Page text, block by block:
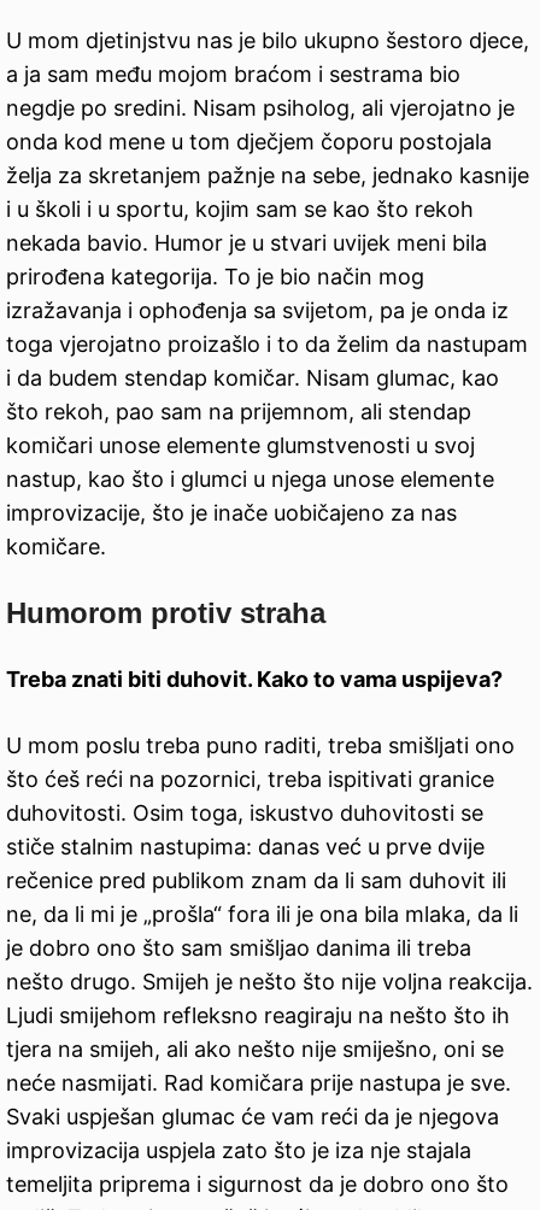
U mom djetinjstvu nas je bilo ukupno šestoro djece,
a ja sam među mojom braćom i sestrama bio
negdje po sredini. Nisam psiholog, ali vjerojatno je
onda kod mene u tom dječjem čoporu postojala
želja za skretanjem pažnje na sebe, jednako kasnije
i u školi i u sportu, kojim sam se kao što rekoh
nekada bavio. Humor je u stvari uvijek meni bila
prirođena kategorija. To je bio način mog
izražavanja i ophođenja sa svijetom, pa je onda iz
toga vjerojatno proizašlo i to da želim da nastupam
i da budem stendap komičar. Nisam glumac, kao
što rekoh, pao sam na prijemnom, ali stendap
komičari unose elemente glumstvenosti u svoj
nastup, kao što i glumci u njega unose elemente
improvizacije, što je inače uobičajeno za nas
komičare.
Humorom protiv straha
Treba znati biti duhovit. Kako to vama uspijeva?
U mom poslu treba puno raditi, treba smišljati ono
što ćeš reći na pozornici, treba ispitivati granice
duhovitosti. Osim toga, iskustvo duhovitosti se
stiče stalnim nastupima: danas već u prve dvije
rečenice pred publikom znam da li sam duhovit ili
ne, da li mi je „prošla“ fora ili je ona bila mlaka, da li
je dobro ono što sam smišljao danima ili treba
nešto drugo. Smijeh je nešto što nije voljna reakcija.
Ljudi smijehom refleksno reagiraju na nešto što ih
tjera na smijeh, ali ako nešto nije smiješno, oni se
neće nasmijati. Rad komičara prije nastupa je sve.
Svaki uspješan glumac će vam reći da je njegova
improvizacija uspjela zato što je iza nje stajala
temeljita priprema i sigurnost da je dobro ono što